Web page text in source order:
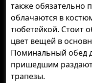
также обязательно
облачаются в
тюбетейкой. Стоит
цвет вещей в
Поминальный обед
пришедшим
трапезы.